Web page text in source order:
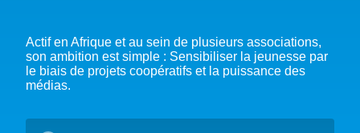
COP28 CLIMAT – DUBAÏ 2023
CONFÉRENCE ONU SUR L’EAU – NEW YORK 2023
Actif en Afrique et au sein de plusieurs associations,
son ambition est simple : Sensibiliser la jeunesse par
le biais de projets coopératifs et la puissance des
médias.